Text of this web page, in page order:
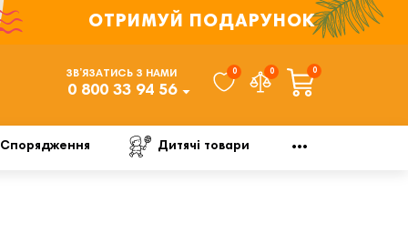
ОТРИМУЙ ПОДАРУНОК
ЗВ’ЯЗАТИСЬ З НАМИ
0 800 33 94 56
0 0 0
Спорядження Дитячі товари